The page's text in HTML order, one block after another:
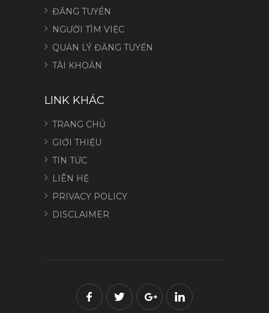
ĐĂNG TUYỂN
NGƯỜI TÌM VIỆC
QUẢN LÝ ĐĂNG TUYỂN
TÀI KHOẢN
LINK KHÁC
TRANG CHỦ
GIỚI THIỆU
TIN TỨC
LIÊN HỆ
PRIVACY POLICY
DISCLAIMER